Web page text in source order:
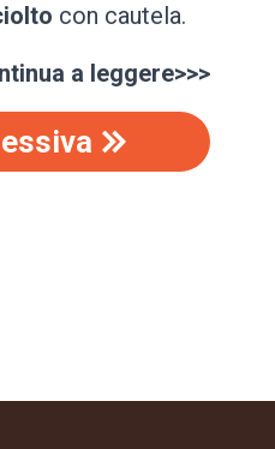
con cautela.
a leggere>>>